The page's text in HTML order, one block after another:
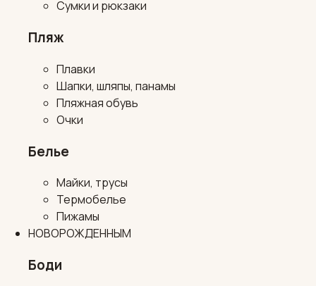
Сумки и рюкзаки
Пляж
Плавки
Шапки, шляпы, панамы
Пляжная обувь
Очки
Белье
Майки, трусы
Термобелье
Пижамы
НОВОРОЖДЕННЫМ
Боди